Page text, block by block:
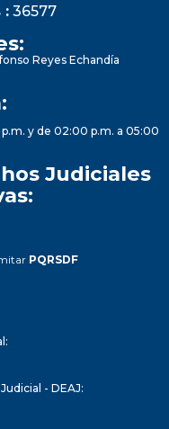
: 36577
Reyes Echandía
y de 02:00 p.m. a 05:00
Judiciales
PQRSDF
- DEAJ: